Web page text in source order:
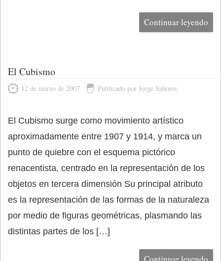
Continuar leyendo
El Cubismo
12 de marzo de 2007 Publicado por Jorge Sahores
El Cubismo surge como movimiento artístico
aproximadamente entre 1907 y 1914, y marca un
punto de quiebre con el esquema pictórico
renacentista, centrado en la representación de los
objetos en tercera dimensión Su principal atributo
es la representación de las formas de la naturaleza
por medio de figuras geométricas, plasmando las
distintas partes de los […]